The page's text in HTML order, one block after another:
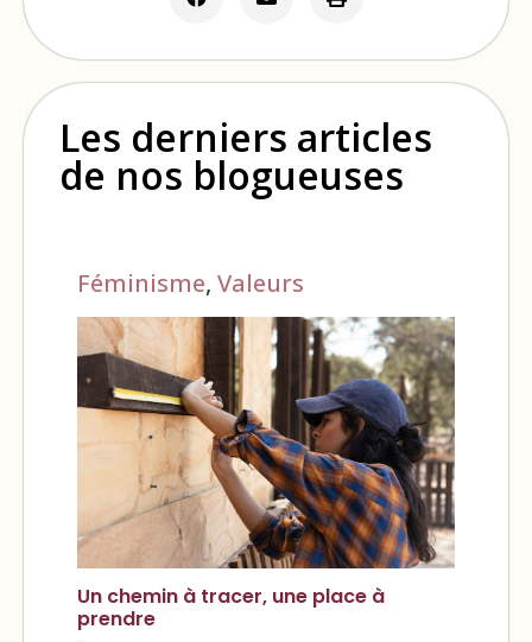
Les derniers articles
de nos blogueuses
Féminisme, Valeurs
Un chemin à tracer, une place à
prendre